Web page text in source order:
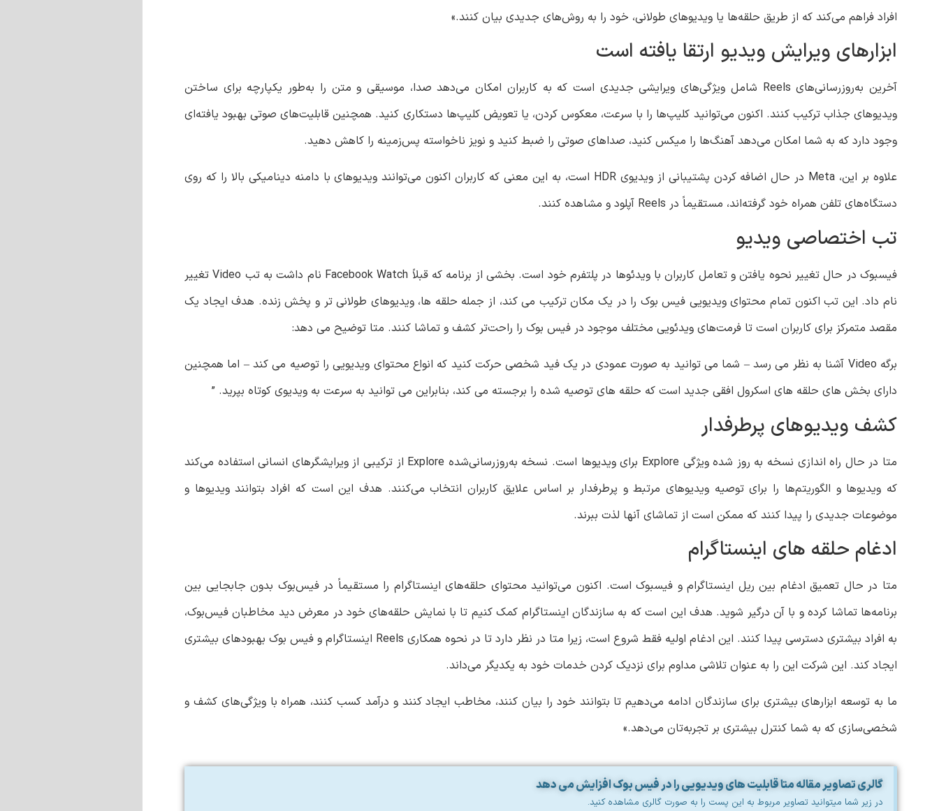
افراد فراهم می‌کند که از طریق حلقه‌ها یا ویدیوهای طولانی، خود را به روش‌های جدیدی بیان کنند.»
ابزارهای ویرایش ویدیو ارتقا یافته است
آخرین به‌روزرسانی‌های Reels شامل ویژگی‌های ویرایشی جدیدی است که به کاربران امکان می‌دهد صدا، موسیقی و متن را به‌طور یکپارچه برای ساختن
ویدیوهای جذاب ترکیب کنند. اکنون می‌توانید کلیپ‌ها را با سرعت، معکوس کردن، یا تعویض کلیپ‌ها دستکاری کنید. همچنین قابلیت‌های صوتی بهبود یافته‌ای
وجود دارد که به شما امکان می‌دهد آهنگ‌ها را میکس کنید، صداهای صوتی را ضبط کنید و نویز ناخواسته پس‌زمینه را کاهش دهید.
علاوه بر این، Meta در حال اضافه کردن پشتیبانی از ویدیوی HDR است، به این معنی که کاربران اکنون می‌توانند ویدیوهای با دامنه دینامیکی بالا را که روی
دستگاه‌های تلفن همراه خود گرفته‌اند، مستقیماً در Reels آپلود و مشاهده کنند.
تب اختصاصی ویدیو
فیسبوک در حال تغییر نحوه یافتن و تعامل کاربران با ویدئوها در پلتفرم خود است. بخشی از برنامه که قبلاً Facebook Watch نام داشت به تب Video تغییر
نام داد. این تب اکنون تمام محتوای ویدیویی فیس بوک را در یک مکان ترکیب می کند، از جمله حلقه ها، ویدیوهای طولانی تر و پخش زنده. هدف ایجاد یک
مقصد متمرکز برای کاربران است تا فرمت‌های ویدئویی مختلف موجود در فیس بوک را راحت‌تر کشف و تماشا کنند. متا توضیح می دهد:
برگه Video آشنا به نظر می رسد – شما می توانید به صورت عمودی در یک فید شخصی حرکت کنید که انواع محتوای ویدیویی را توصیه می کند – اما همچنین
دارای بخش های حلقه های اسکرول افقی جدید است که حلقه های توصیه شده را برجسته می کند، بنابراین می توانید به سرعت به ویدیوی کوتاه بپرید. ”
کشف ویدیوهای پرطرفدار
متا در حال راه اندازی نسخه به روز شده ویژگی Explore برای ویدیوها است. نسخه به‌روزرسانی‌شده Explore از ترکیبی از ویرایشگرهای انسانی استفاده می‌کند
که ویدیوها و الگوریتم‌ها را برای توصیه ویدیوهای مرتبط و پرطرفدار بر اساس علایق کاربران انتخاب می‌کنند. هدف این است که افراد بتوانند ویدیوها و
موضوعات جدیدی را پیدا کنند که ممکن است از تماشای آنها لذت ببرند.
ادغام حلقه های اینستاگرام
متا در حال تعمیق ادغام بین ریل اینستاگرام و فیسبوک است. اکنون می‌توانید محتوای حلقه‌های اینستاگرام را مستقیماً در فیس‌بوک بدون جابجایی بین
برنامه‌ها تماشا کرده و با آن درگیر شوید. هدف این است که به سازندگان اینستاگرام کمک کنیم تا با نمایش حلقه‌های خود در معرض دید مخاطبان فیس‌بوک،
به افراد بیشتری دسترسی پیدا کنند. این ادغام اولیه فقط شروع است، زیرا متا در نظر دارد تا در نحوه همکاری Reels اینستاگرام و فیس بوک بهبودهای بیشتری
ایجاد کند. این شرکت این را به عنوان تلاشی مداوم برای نزدیک کردن خدمات خود به یکدیگر می‌داند.
ما به توسعه ابزارهای بیشتری برای سازندگان ادامه می‌دهیم تا بتوانند خود را بیان کنند، مخاطب ایجاد کنند و درآمد کسب کنند، همراه با ویژگی‌های کشف و
شخصی‌سازی که به شما کنترل بیشتری بر تجربه‌تان می‌دهد.»
گالری تصاویر مقاله متا قابلیت های ویدیویی را در فیس بوک افزایش می دهد
در زیر شما میتوانید تصاویر مربوط به این پست را به صورت گالری مشاهده کنید.